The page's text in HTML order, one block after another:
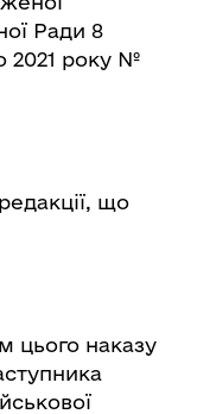
Ради 8
2021 року №
що
цього наказу